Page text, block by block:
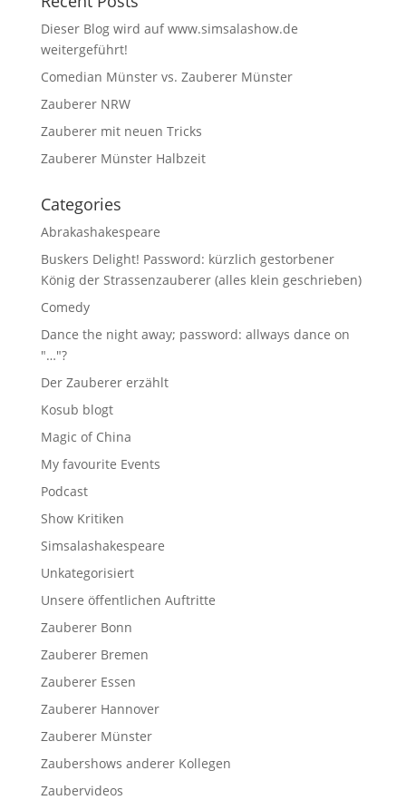
Dieser Blog wird auf www.simsalashow.de
weitergeführt!
Comedian Münster vs. Zauberer Münster
Zauberer NRW
Zauberer mit neuen Tricks
Zauberer Münster Halbzeit
Categories
Abrakashakespeare
Buskers Delight! Password: kürzlich gestorbener
König der Strassenzauberer (alles klein geschrieben)
Comedy
Dance the night away; password: allways dance on
"…"?
Der Zauberer erzählt
Kosub blogt
Magic of China
My favourite Events
Podcast
Show Kritiken
Simsalashakespeare
Unkategorisiert
Unsere öffentlichen Auftritte
Zauberer Bonn
Zauberer Bremen
Zauberer Essen
Zauberer Hannover
Zauberer Münster
Zaubershows anderer Kollegen
Zaubervideos